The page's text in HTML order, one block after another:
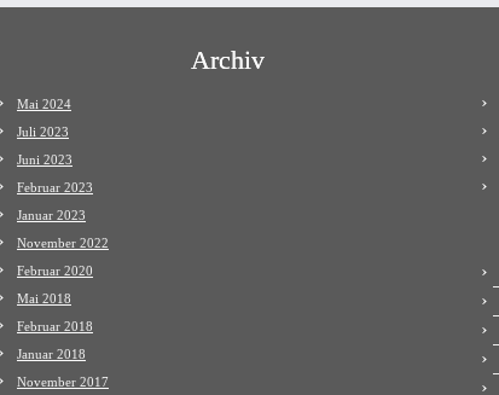
Archiv
Mai 2024
Juli 2023
Juni 2023
Februar 2023
Januar 2023
November 2022
Februar 2020
Mai 2018
Februar 2018
Januar 2018
November 2017